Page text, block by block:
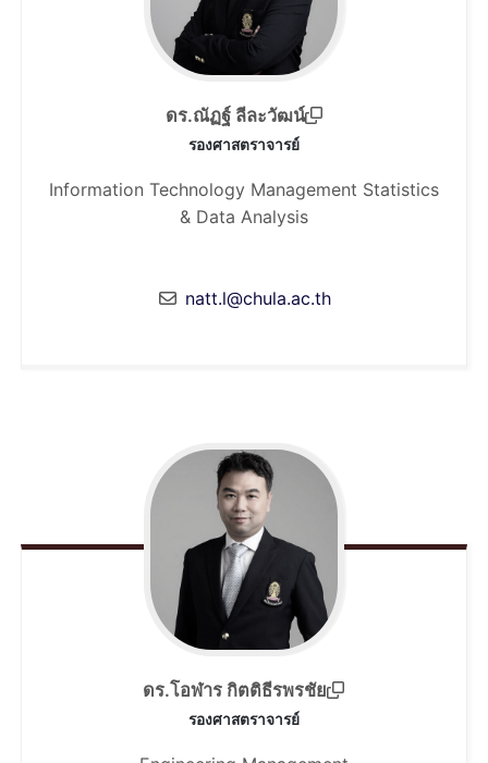
ดร.ณัฏฐ์ ลีละวัฒน์
รองศาสตราจารย์
Information Technology Management Statistics
& Data Analysis
natt.l@chula.ac.th
ดร.โอฬาร กิตติธีรพรชัย
รองศาสตราจารย์